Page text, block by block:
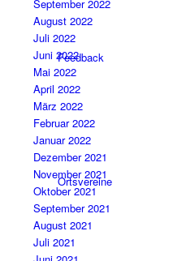
Feedback
Ortsvereine
September 2022
August 2022
Juli 2022
Juni 2022
Mai 2022
April 2022
März 2022
Februar 2022
Januar 2022
Dezember 2021
November 2021
Oktober 2021
September 2021
August 2021
Juli 2021